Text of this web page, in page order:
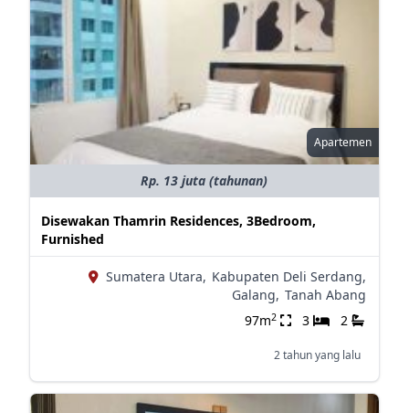
Apartemen
Rp. 13 juta (tahunan)
Disewakan Thamrin Residences, 3Bedroom,
Furnished
Sumatera Utara, Kabupaten Deli Serdang,
Galang, Tanah Abang
97m2 3 2
2 tahun yang lalu